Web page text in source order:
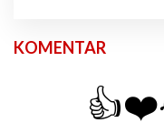
KOMENTAR
👍❤️